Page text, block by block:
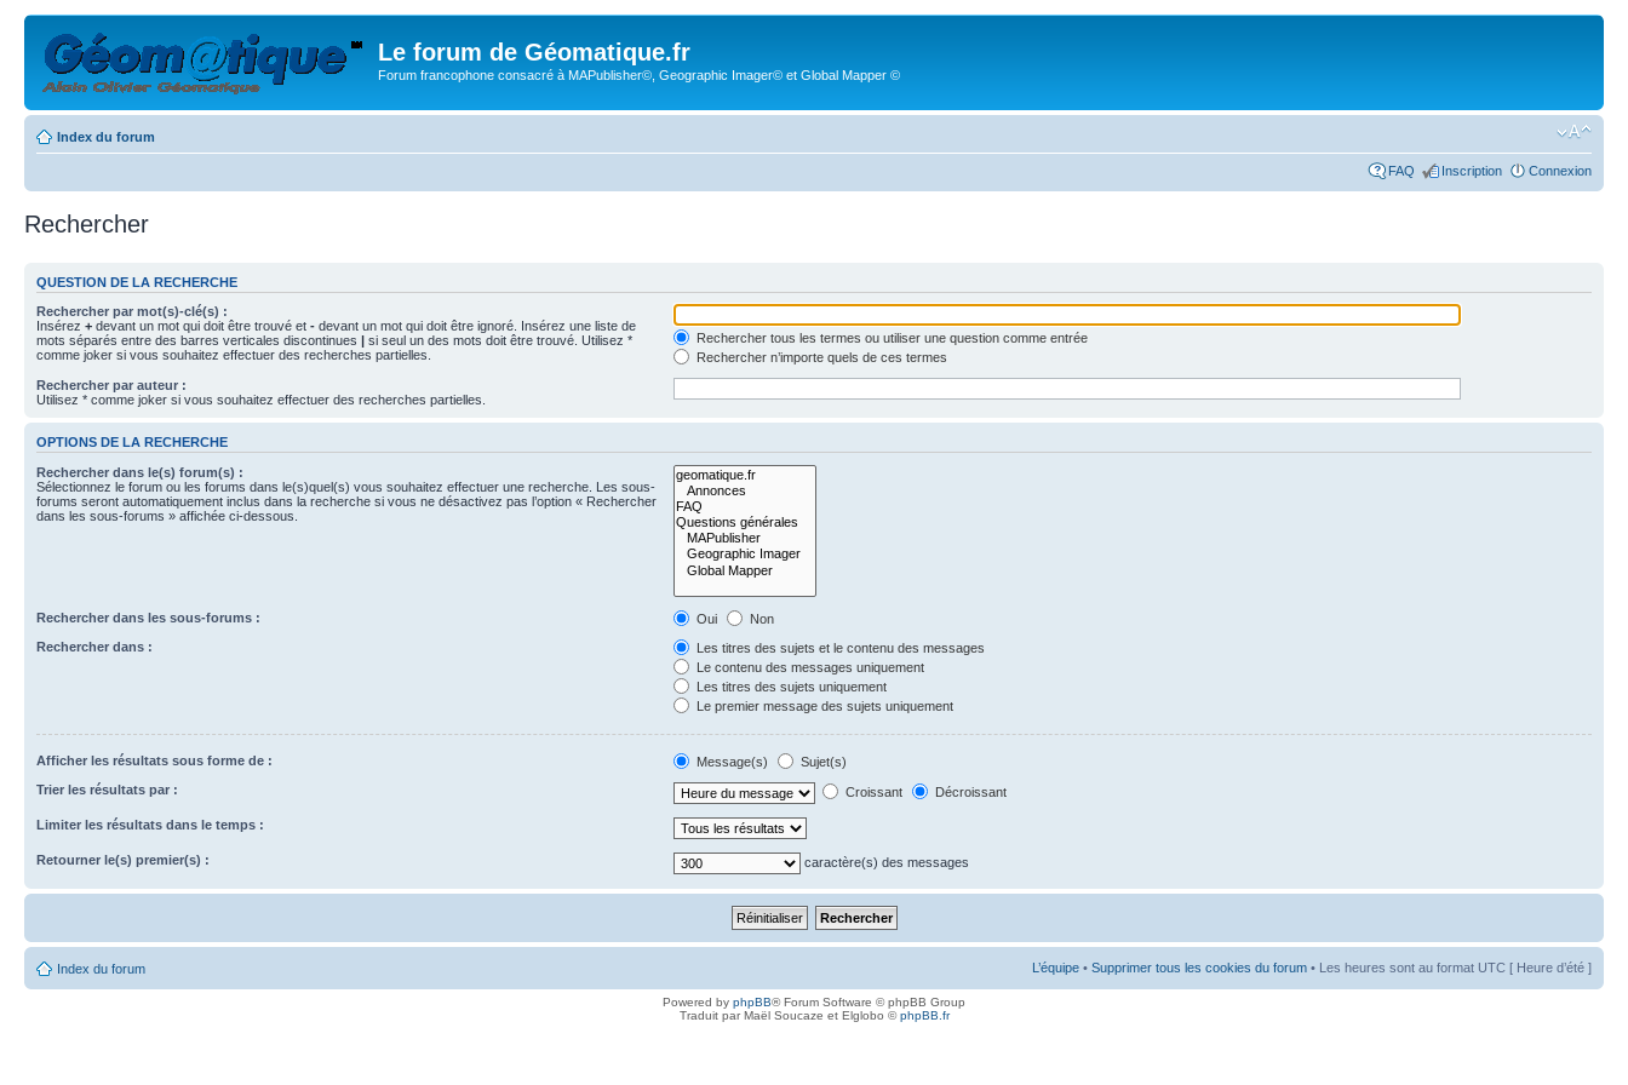
Le forum de Géomatique.fr
Forum francophone consacré à MAPublisher©, Geographic Imager© et Global Mapper ©
Index du forum
FAQ Inscription Connexion
Rechercher
QUESTION DE LA RECHERCHE
Rechercher par mot(s)-clé(s) :
Insérez + devant un mot qui doit être trouvé et - devant un mot qui doit être ignoré. Insérez une liste de
mots séparés entre des barres verticales discontinues | si seul un des mots doit être trouvé. Utilisez *
comme joker si vous souhaitez effectuer des recherches partielles.
Rechercher tous les termes ou utiliser une question comme entrée
Rechercher n’importe quels de ces termes
Rechercher par auteur :
Utilisez * comme joker si vous souhaitez effectuer des recherches partielles.
OPTIONS DE LA RECHERCHE
Rechercher dans le(s) forum(s) :
Sélectionnez le forum ou les forums dans le(s)quel(s) vous souhaitez effectuer une recherche. Les sous-
forums seront automatiquement inclus dans la recherche si vous ne désactivez pas l’option « Rechercher
dans les sous-forums » affichée ci-dessous.
Rechercher dans les sous-forums : Oui
Non
Rechercher dans :
Les titres des sujets et le contenu des messages
Le contenu des messages uniquement
Les titres des sujets uniquement
Le premier message des sujets uniquement
Afficher les résultats sous forme de : Message(s)
Sujet(s)
Trier les résultats par :
Croissant Décroissant
Limiter les résultats dans le temps :
Retourner le(s) premier(s) : caractère(s) des messages
Index du forum L’équipe • Supprimer tous les cookies du forum • Les heures sont au format UTC [ Heure d’été ]
Powered by phpBB® Forum Software © phpBB Group
Traduit par Maël Soucaze et Elglobo ©phpBB.fr